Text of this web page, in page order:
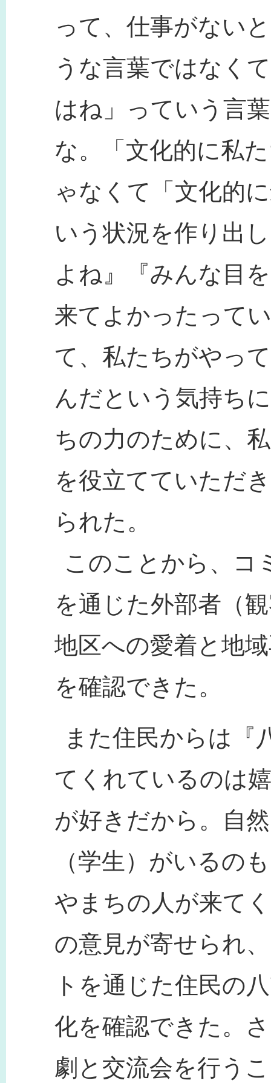
って、仕事がない
うな言葉ではなく
はね」っていう言
な。「文化的に私
ゃなくて「文化的
いう状況を作り出
よね』『みんな目
来てよかったって
て、私たちがやっ
んだという気持ち
ちの力のために、
を役立てていただ
られた。
このことから、コ
を通じた外部者（
地区への愛着と地
を確認できた。
また住民からは『
てくれているのは
が好きだから。自
（学生）がいるの
やまちの人が来て
の意見が寄せられ
トを通じた住民の
化を確認できた。
劇と交流会を行う